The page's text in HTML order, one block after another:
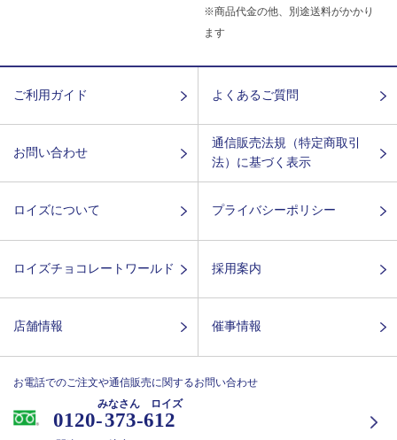
※商品代金の他、別途送料がかかり
ます
ご利用ガイド よくあるご質問
お問い合わせ
通信販売法規（特定商取引
法）に基づく表示
ロイズについて プライバシーポリシー
ロイズチョコレートワールド 採用案内
店舗情報 催事情報
お電話でのご注文や通信販売に関するお問い合わせ
0120-373-612
みなさん ロイズ